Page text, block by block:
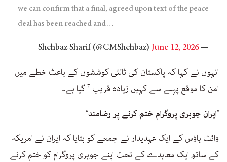
we can confirm that a final, agreed upon text of the peace
deal has been reached and…
— Shehbaz Sharif (@CMShehbaz)
June 12, 2026
انہوں نے کہا کہ پاکستان کی ثالثی کوششوں کے باعث خطے میں
امن کا موقع پہلے سے کہیں زیادہ قریب آ گیا ہے۔
’ایران جوہری پروگرام ختم کرنے پر رضامند‘
وائٹ ہاؤس کے ایک عہدیدار نے جمعے کو بتایا کہ ایران نے امریکہ
کے ساتھ ایک معاہدے کے تحت اپنے جوہری پروگرام کو ختم کرنے